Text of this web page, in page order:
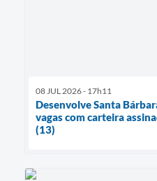
08 JUL 2026 - 17h11
Desenvolve Santa
vagas com carteira
(13)